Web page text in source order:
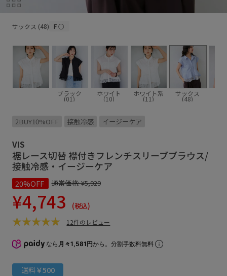
サックス (48) F○
ブラック
(01)
ホワイト
(10)
ホワイト系
(11)
サックス
(48)
2BUY10%OFF 接触冷感 イージーケア
VIS
裾レース切替 襟付きフレンチスリーブブラウス/
接触冷感・イージーケア
20%OFF 通常価格:¥5,929
¥4,743 (税込)
12件のレビュー
なら 月々1,581円から。分割手数料無料
送料￥500